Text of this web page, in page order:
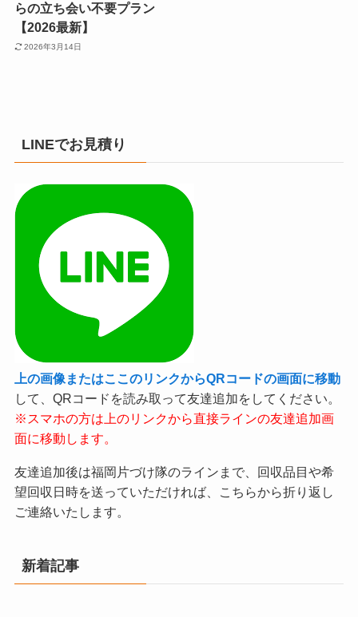
らの立ち会い不要プラン
【2026最新】
2026年3月14日
LINEでお見積り
上の画像またはここのリンクからQRコードの画面に移動
して、QRコードを読み取って友達追加をしてください。
※スマホの方は上のリンクから直接ラインの友達追加画
面に移動します。
友達追加後は福岡片づけ隊のラインまで、回収品目や希
望回収日時を送っていただければ、こちらから折り返し
ご連絡いたします。
新着記事